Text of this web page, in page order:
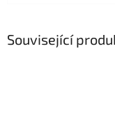
Související